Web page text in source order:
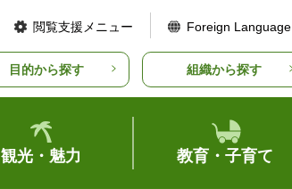
閲覧支援メニュー Foreign Language
目的から探す 組織から探す
観光・魅力 教育・子育て